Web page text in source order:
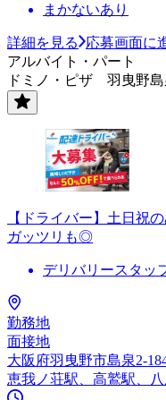
まかないあり
詳細を見る
応募画面に
アルバイト・パート
ドミノ・ピザ 羽曳野
【ドライバー】土日祝
ガッツリも◎
デリバリースタッ
勤務地
面接地
大阪府羽曳野市島泉2-
恵我ノ荘駅、高鷲駅、